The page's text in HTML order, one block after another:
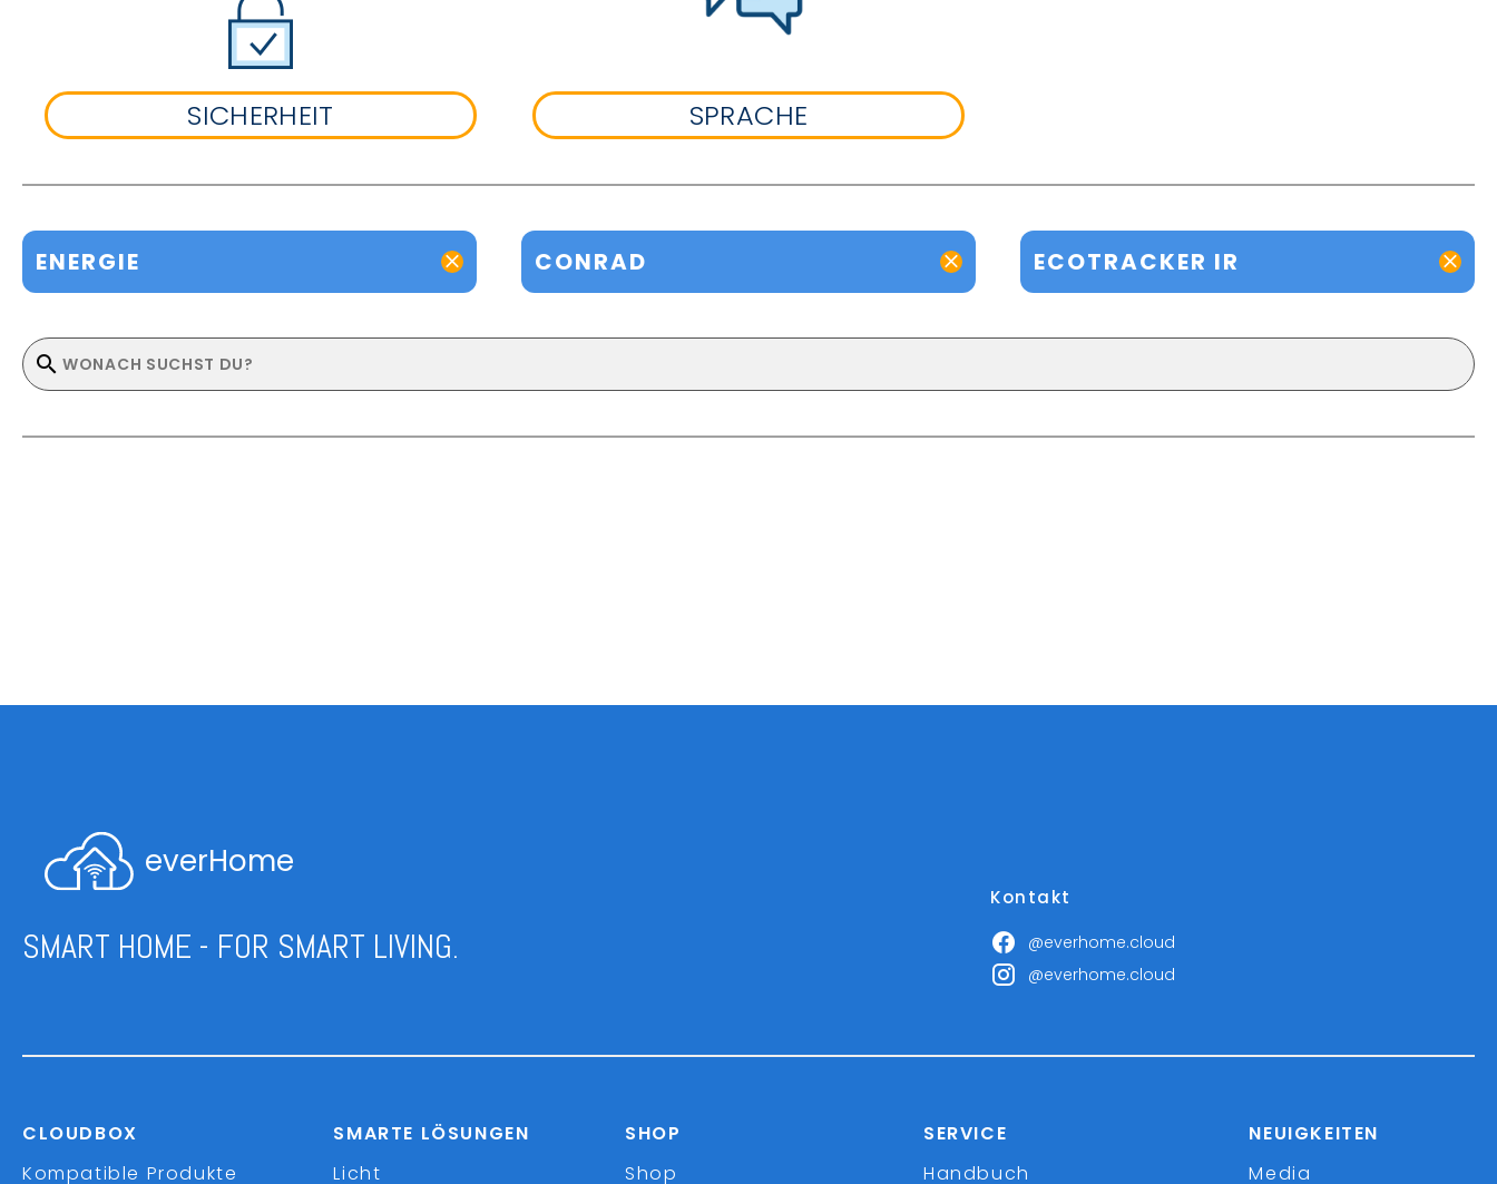
SICHERHEIT SPRACHE
ENERGIE CONRAD ECOTRACKER IR
everHome
SMART HOME - FOR SMART LIVING.
Kontakt
@everhome.cloud
@everhome.cloud
CLOUDBOX
Kompatible Produkte
SMARTE LÖSUNGEN
Licht
SHOP
Shop
SERVICE
Handbuch
NEUIGKEITEN
Media